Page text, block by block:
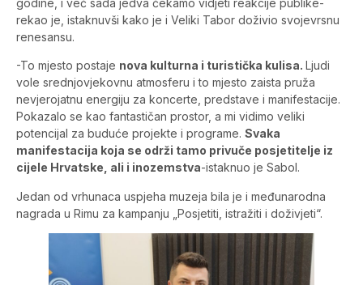
rekao je, istaknuvši kako je i Veliki Tabor doživio svojevrsnu
renesansu.
-To mjesto postaje nova kulturna i turistička kulisa. Ljudi
vole srednjovjekovnu atmosferu i to mjesto zaista pruža
nevjerojatnu energiju za koncerte, predstave i manifestacije.
Pokazalo se kao fantastičan prostor, a mi vidimo veliki
potencijal za buduće projekte i programe. Svaka
manifestacija koja se održi tamo privuče posjetitelje iz
cijele Hrvatske, ali i inozemstva-istaknuo je Sabol.
Jedan od vrhunaca uspjeha muzeja bila je i međunarodna
nagrada u Rimu za kampanju „Posjetiti, istražiti i doživjeti“.